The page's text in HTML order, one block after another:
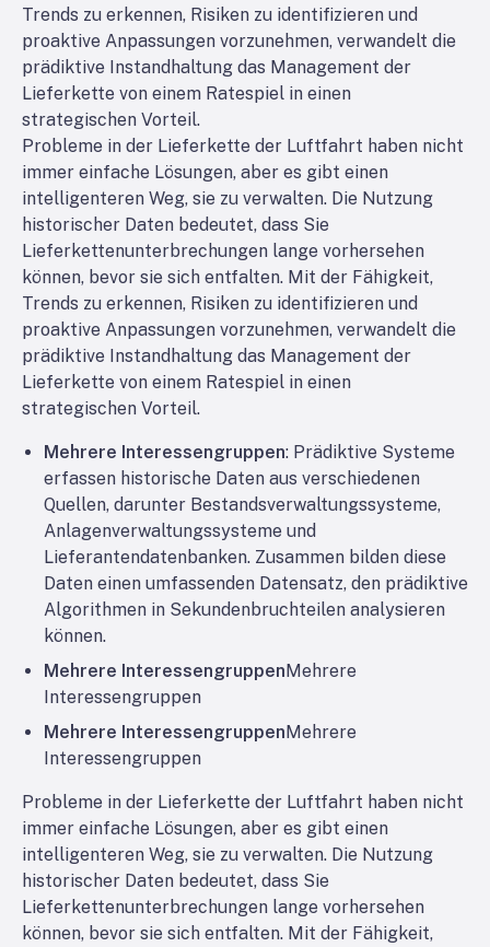
Trends zu erkennen, Risiken zu identifizieren und
proaktive Anpassungen vorzunehmen, verwandelt die
prädiktive Instandhaltung das Management der
Lieferkette von einem Ratespiel in einen
strategischen Vorteil.
Probleme in der Lieferkette der Luftfahrt haben nicht
immer einfache Lösungen, aber es gibt einen
intelligenteren Weg, sie zu verwalten. Die Nutzung
historischer Daten bedeutet, dass Sie
Lieferkettenunterbrechungen lange vorhersehen
können, bevor sie sich entfalten. Mit der Fähigkeit,
Trends zu erkennen, Risiken zu identifizieren und
proaktive Anpassungen vorzunehmen, verwandelt die
prädiktive Instandhaltung das Management der
Lieferkette von einem Ratespiel in einen
strategischen Vorteil.
Mehrere Interessengruppen: Prädiktive Systeme
erfassen historische Daten aus verschiedenen
Quellen, darunter Bestandsverwaltungssysteme,
Anlagenverwaltungssysteme und
Lieferantendatenbanken. Zusammen bilden diese
Daten einen umfassenden Datensatz, den prädiktive
Algorithmen in Sekundenbruchteilen analysieren
können.
Mehrere InteressengruppenMehrere
Interessengruppen
Mehrere InteressengruppenMehrere
Interessengruppen
Probleme in der Lieferkette der Luftfahrt haben nicht
immer einfache Lösungen, aber es gibt einen
intelligenteren Weg, sie zu verwalten. Die Nutzung
historischer Daten bedeutet, dass Sie
Lieferkettenunterbrechungen lange vorhersehen
können, bevor sie sich entfalten. Mit der Fähigkeit,